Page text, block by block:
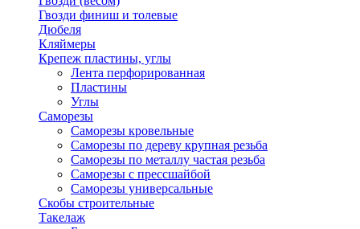
Гвозди финиш и толевые
Дюбеля
Кляймеры
Крепеж пластины, углы
Лента перфорированная
Пластины
Углы
Саморезы
Саморезы кровельные
Саморезы по дереву крупная резьба
Саморезы по металлу частая резьба
Саморезы с прессшайбой
Саморезы универсальные
Скобы строительные
Такелаж